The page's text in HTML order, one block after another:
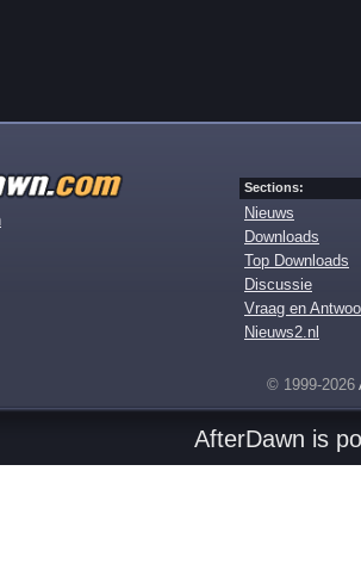
Sections:
Nieuws
Downloads
Top Downloads
Discussie
Vraag en
Nieuws2.nl
© 1999-2026
AfterDawn is